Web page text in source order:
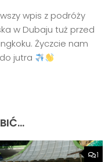
wpis z podróży
w Dubaju tuż przed
Życzcie nam
jutra
1